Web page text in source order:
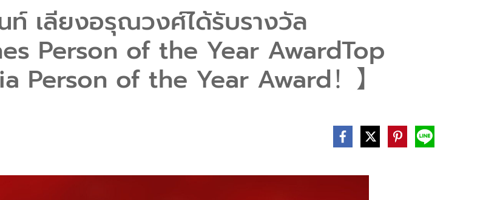
เลียงอรุณวงศ์ได้รับรางวัล
Person of the Year AwardTop
Person of the Year Award！】